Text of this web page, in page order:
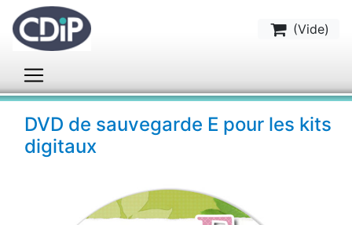
(Vide)
DVD de sauvegarde E pour les kits
digitaux